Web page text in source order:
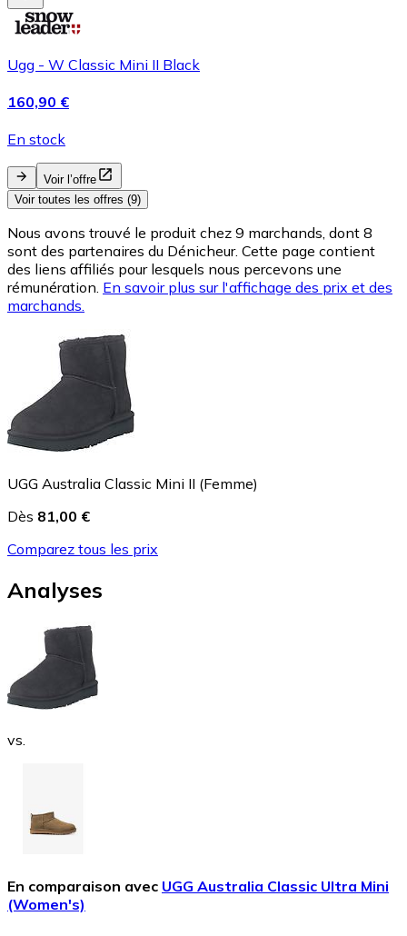
Ugg - W Classic Mini II Black
160,90 €
En stock
Voir l’offre
Voir toutes les offres (9)
Nous avons trouvé le produit chez 9 marchands, dont 8
sont des partenaires du Dénicheur. Cette page contient
des liens affiliés pour lesquels nous percevons une
rémunération. En savoir plus sur l'affichage des prix et des
marchands.
UGG Australia Classic Mini II (Femme)
Dès 81,00 €
Comparez tous les prix
Analyses
vs.
En comparaison avec UGG Australia Classic Ultra Mini
(Women's)